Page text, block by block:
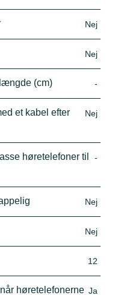
Nej
Nej
(cm) -
et kabel efter
Nej
høretelefoner til
-
Nej
Nej
12
høretelefonerne Ja